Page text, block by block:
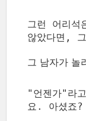
그런 어리석
않았다면,
그 남자가 놀
"언젠가"라
요. 아셨죠?